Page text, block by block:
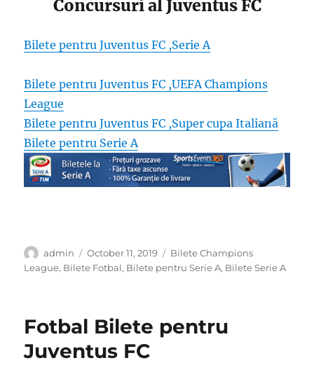
Concursuri al Juventus FC
Bilete pentru Juventus FC ,Serie A
Bilete pentru Juventus FC ,UEFA Champions
League
Bilete pentru Juventus FC ,Super cupa Italiană
Bilete pentru Serie A
Author
admin
Posted
on
October 11, 2019 Categories
Bilete Champions
League, Bilete Fotbal, Bilete pentru Serie A, Bilete Serie A
Fotbal Bilete pentru
Juventus FC